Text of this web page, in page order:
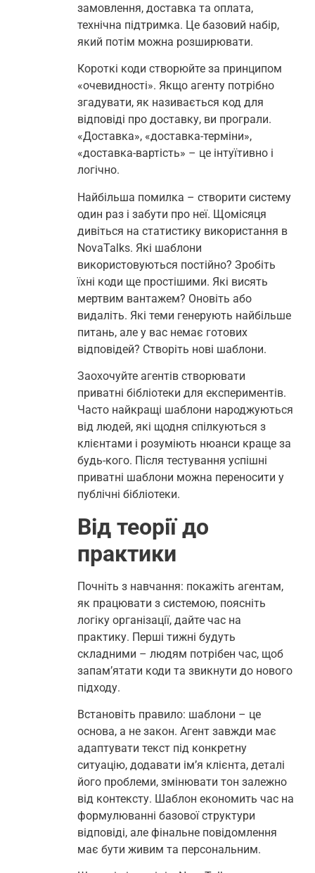
замовлення, доставка та оплата,
технічна підтримка. Це базовий набір,
який потім можна розширювати.
Короткі коди створюйте за принципом
«очевидності». Якщо агенту потрібно
згадувати, як називається код для
відповіді про доставку, ви програли.
«Доставка», «доставка-терміни»,
«доставка-вартість» – це інтуїтивно і
логічно.
Найбільша помилка – створити систему
один раз і забути про неї. Щомісяця
дивіться на статистику використання в
NovaTalks. Які шаблони
використовуються постійно? Зробіть
їхні коди ще простішими. Які висять
мертвим вантажем? Оновіть або
видаліть. Які теми генерують найбільше
питань, але у вас немає готових
відповідей? Створіть нові шаблони.
Заохочуйте агентів створювати
приватні бібліотеки для експериментів.
Часто найкращі шаблони народжуються
від людей, які щодня спілкуються з
клієнтами і розуміють нюанси краще за
будь-кого. Після тестування успішні
приватні шаблони можна переносити у
публічні бібліотеки.
Від теорії до
практики
Почніть з навчання: покажіть агентам,
як працювати з системою, поясніть
логіку організації, дайте час на
практику. Перші тижні будуть
складними – людям потрібен час, щоб
запам’ятати коди та звикнути до нового
підходу.
Встановіть правило: шаблони – це
основа, а не закон. Агент завжди має
адаптувати текст під конкретну
ситуацію, додавати ім’я клієнта, деталі
його проблеми, змінювати тон залежно
від контексту. Шаблон економить час на
формулюванні базової структури
відповіді, але фінальне повідомлення
має бути живим та персональним.